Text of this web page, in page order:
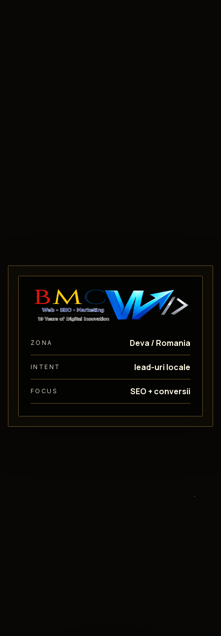
ZONA Deva / Romania
INTENT lead-uri locale
FOCUS SEO + conversii